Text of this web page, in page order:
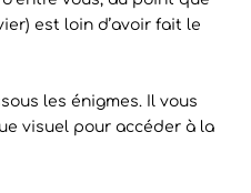
est loin d’avoir fait le
les énigmes. Il vous
visuel pour accéder à la